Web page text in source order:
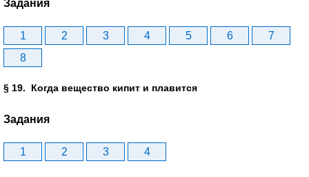
Задания
1 2 3 4 5 6
7
8
§ 19. Когда вещество кипит и плавится
Задания
1 2 3 4